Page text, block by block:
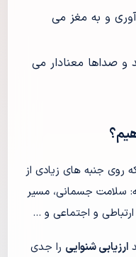
و به مغز می
و صداها معنادار می
است که روی جنبه های زیادی از
سلامت جسمانی، مسیر
و اجتماعی و …
ارزیابی شنوایی را جدی